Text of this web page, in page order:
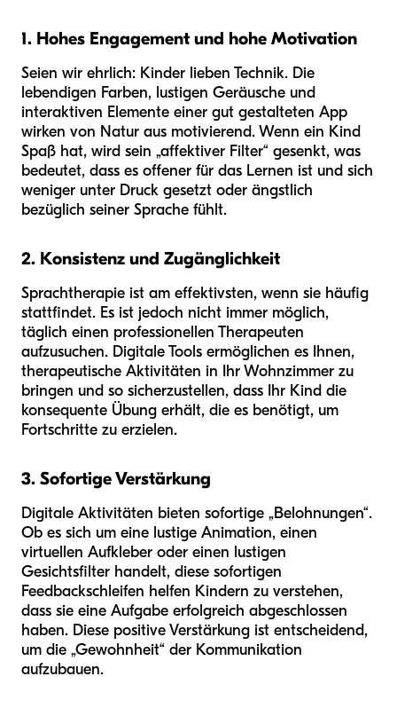
1. Hohes Engagement und hohe Motivation
Seien wir ehrlich: Kinder lieben Technik. Die
lebendigen Farben, lustigen Geräusche und
interaktiven Elemente einer gut gestalteten App
wirken von Natur aus motivierend. Wenn ein Kind
Spaß hat, wird sein „affektiver Filter“ gesenkt, was
bedeutet, dass es offener für das Lernen ist und sich
weniger unter Druck gesetzt oder ängstlich
bezüglich seiner Sprache fühlt.
2. Konsistenz und Zugänglichkeit
Sprachtherapie ist am effektivsten, wenn sie häufig
stattfindet. Es ist jedoch nicht immer möglich,
täglich einen professionellen Therapeuten
aufzusuchen. Digitale Tools ermöglichen es Ihnen,
therapeutische Aktivitäten in Ihr Wohnzimmer zu
bringen und so sicherzustellen, dass Ihr Kind die
konsequente Übung erhält, die es benötigt, um
Fortschritte zu erzielen.
3. Sofortige Verstärkung
Digitale Aktivitäten bieten sofortige „Belohnungen“.
Ob es sich um eine lustige Animation, einen
virtuellen Aufkleber oder einen lustigen
Gesichtsfilter handelt, diese sofortigen
Feedbackschleifen helfen Kindern zu verstehen,
dass sie eine Aufgabe erfolgreich abgeschlossen
haben. Diese positive Verstärkung ist entscheidend,
um die „Gewohnheit“ der Kommunikation
aufzubauen.